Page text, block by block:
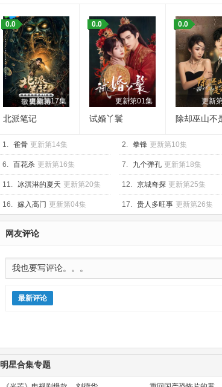
更新第17集
0.0
北派笔记
更新第01集
0.0
试婚丫鬟
更新
0.0
除却巫山不
1. 雀骨 更新第14集 2. 拳锋 更新第10集
6. 百花杀 更新第16集 7. 九个弹孔 更新第18集
11. 冰淇淋的夏天 更新第20集 12. 京城奇探 更新第25集
16. 嫁入高门 更新第04集 17. 贵人多旺事 更新第26集
网友评论
最新评论
明星合集专题